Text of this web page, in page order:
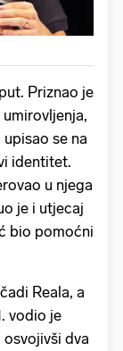
Priznao je
se na
identitet.
u njega
je i utjecaj
bio pomoćni
Reala, a
vodio je
dva